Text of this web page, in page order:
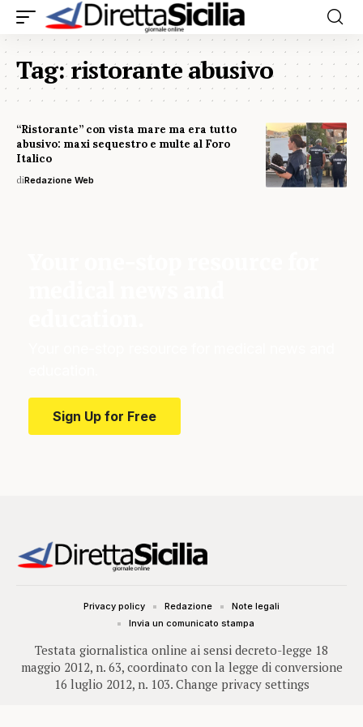
Tag:ristorante abusivo
“Ristorante” con vista mare ma era tutto
abusivo: maxi sequestro e multe al Foro
Italico
diRedazione Web
Sign Up for Free
Testata giornalistica online ai sensi decreto-legge 18
maggio 2012, n. 63, coordinato con la legge di conversione
16 luglio 2012, n. 103. Change privacy settings
Privacy policy Redazione
Note legali
Invia un comunicato stampa